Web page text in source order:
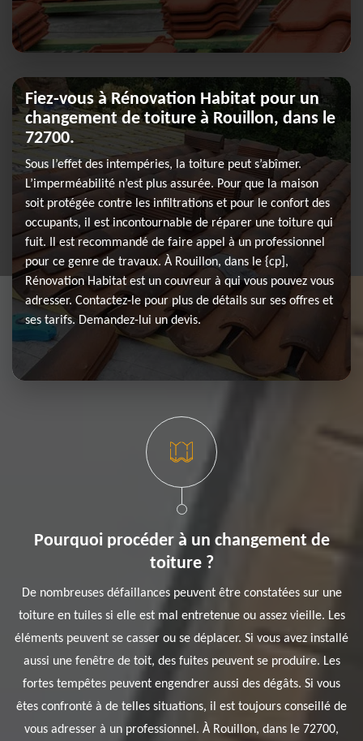
Fiez-vous à Rénovation Habitat pour un
changement de toiture à Rouillon, dans le
72700.
Sous l’effet des intempéries, la toiture peut s’abîmer.
L’imperméabilité n’est plus assurée. Pour que la maison
soit protégée contre les infiltrations et pour le confort des
occupants, il est incontournable de réparer une toiture qui
fuit. Il est recommandé de faire appel à un professionnel
pour ce genre de travaux. À Rouillon, dans le {cp],
Rénovation Habitat est un couvreur à qui vous pouvez vous
adresser. Contactez-le pour plus de détails sur ses offres et
ses tarifs. Demandez-lui un devis.
Pourquoi procéder à un changement de
toiture ?
De nombreuses défaillances peuvent être constatées sur une
toiture en tuiles si elle est mal entretenue ou assez vieille. Les
éléments peuvent se casser ou se déplacer. Si vous avez installé
aussi une fenêtre de toit, des fuites peuvent se produire. Les
fortes tempêtes peuvent engendrer aussi des dégâts. Si vous
êtes confronté à de telles situations, il est toujours conseillé de
vous adresser à un professionnel. À Rouillon, dans le 72700,